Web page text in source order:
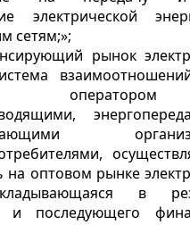
электрической
сетям;»;
рынок
на оптовом рынке
в
и последующего